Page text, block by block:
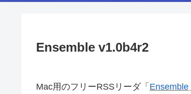
Ensemble v1.0b4r2
Mac用のフリーRSSリーダ「 Ensemble